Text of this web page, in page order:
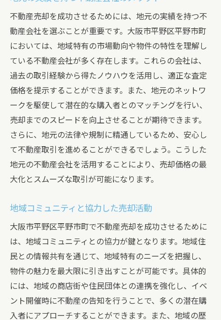
不動産売却を成功させるためには、地元の実績を持つ不
動産会社を選ぶことが重要です。大阪市平野区平野市町
においては、地域特有の市場動向や物件の特性を理解し
ている不動産会社が多く存在します。これらの会社は、
過去の取引経験から得たノウハウを活用し、適正な査定
価格を提示することができます。また、地元のネットワ
ークを駆使して潜在的な購入者とのマッチングを行い、
売却までのスピードを向上させることが期待できます。
さらに、地元の法律や規制に精通しているため、安心し
て不動産取引を進めることができるでしょう。こうした
地元の不動産会社を活用することにより、売却価格の最
大化とスムーズな取引が可能になります。
地域コミュニティと協力した売却活動
大阪市平野区平野市町で不動産売却を成功させるために
は、地域コミュニティとの協力が鍵となります。地域住
民との情報共有を通じて、地域特有のニーズを把握し、
物件の魅力を最大限に引き出すことが可能です。具体的
には、地域の商店街や住民団体との連携を強化し、イベ
ント開催時に不動産の告知を行うことで、多くの潜在購
入者にアプローチすることができます。また、地域の歴